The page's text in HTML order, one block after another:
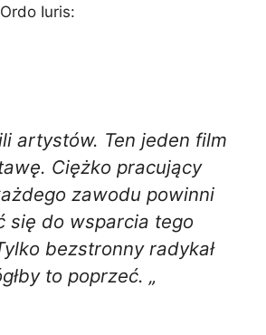
Iuris:
artystów. Ten jeden film
Ciężko pracujący
zawodu powinni
się do wsparcia tego
bezstronny radykał
to poprzeć. „